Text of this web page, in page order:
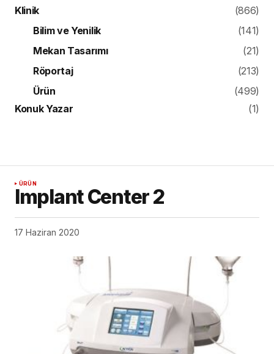
Klinik
(866)
Bilim ve Yenilik
(141)
Mekan Tasarımı
(21)
Röportaj
(213)
Ürün
(499)
Konuk Yazar
(1)
ÜRÜN
Implant Center 2
17 Haziran 2020